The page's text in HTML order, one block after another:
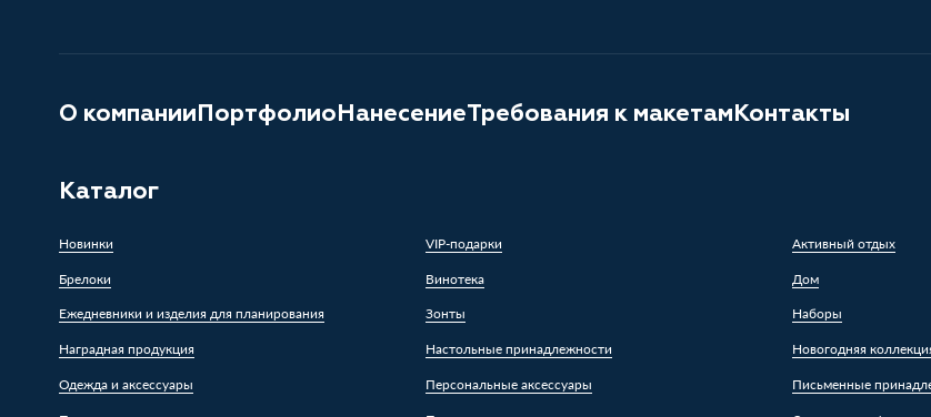
О компанииПортфолиоНанесениеТребования к макетамКонтакты
Каталог
Новинки VIP-подарки
Активный отдых
Брелоки
Винотека
Дом
Ежедневники и изделия для планирования
Зонты
Наборы
Наградная продукция
Настольные принадлежности
Новогодняя
Одежда и аксессуары
Персональные аксессуары
Письменные